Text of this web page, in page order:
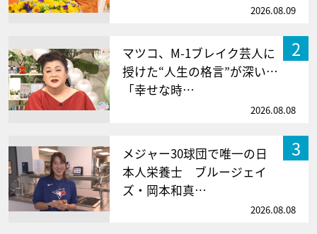
2026.08.09
2
マツコ、M-1ブレイク芸人に
授けた“人生の格言”が深い…
「幸せな時…
2026.08.08
3
メジャー30球団で唯一の日
本人栄養士 ブルージェイ
ズ・岡本和真…
2026.08.08